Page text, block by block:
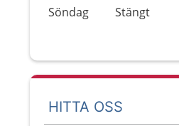
Söndag
Stängt
HITTA OSS